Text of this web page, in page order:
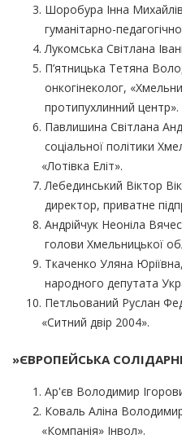
Шоробура Інна
гуманітарно-
Лукомська Світлана
П’ятницька Тетяна
онкогінеколог,
протипухлинний центр».
Павлишина Світлана
соціальної політики
«Лотівка Еліт».
Лебединський Віктор
директор, приватне
Андрійчук Неоніла
голови Хмельницької
Ткаченко Уляна
народного депутата
Петльований Руслан
«Ситний двір 2004».
»ЄВРОПЕЙСЬКА
Ар'єв Володимир
Коваль Аліна
«Компанія» Інвол».